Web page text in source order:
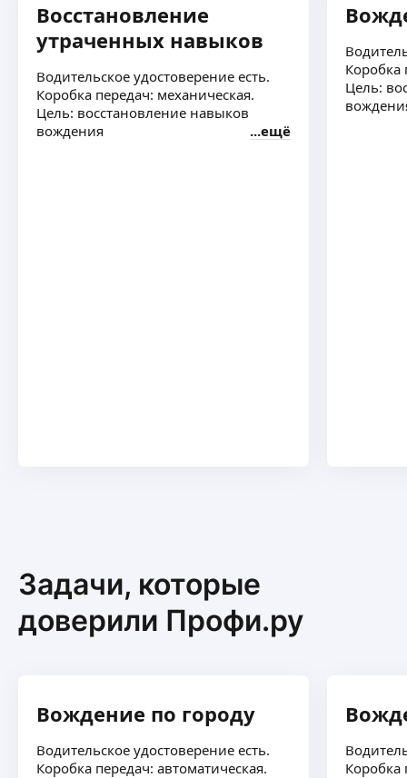
Восстановление
утраченных навыков
Водительское удостоверение есть.
Коробка передач: механическая.
Цель: восстановление навыков
вождения
ещё
Коробка
Цель:
Задачи, которые
доверили Профи.ру
Вождение по городу
Водительское удостоверение есть.
Коробка передач: автоматическая.
Коробка